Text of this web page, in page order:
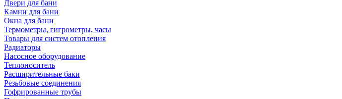
Двери для бани
Камни для бани
Окна для бани
Термометры, гигрометры, часы
Товары для систем отопления
Радиаторы
Насосное оборудование
Теплоноситель
Расширительные баки
Резьбовые соединения
Гофрированные трубы